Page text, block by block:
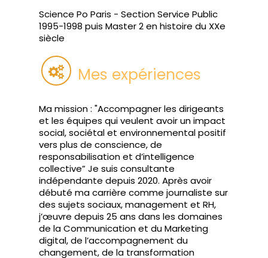
Science Po Paris - Section Service Public
1995-1998 puis Master 2 en histoire du XXe
siècle
Mes expériences
Ma mission : "Accompagner les dirigeants
et les équipes qui veulent avoir un impact
social, sociétal et environnemental positif
vers plus de conscience, de
responsabilisation et d’intelligence
collective” Je suis consultante
indépendante depuis 2020. Après avoir
débuté ma carrière comme journaliste sur
des sujets sociaux, management et RH,
j’œuvre depuis 25 ans dans les domaines
de la Communication et du Marketing
digital, de l’accompagnement du
changement, de la transformation